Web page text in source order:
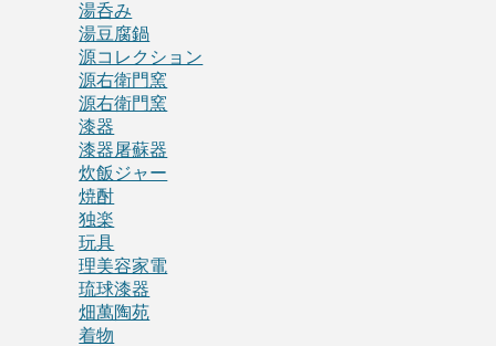
湯呑み
湯豆腐鍋
源コレクション
源右衛門窯
源右衛門窯
漆器
漆器屠蘇器
炊飯ジャー
焼酎
独楽
玩具
理美容家電
琉球漆器
畑萬陶苑
着物